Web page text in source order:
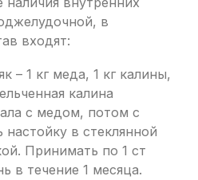
в
входят:
– 1 кг меда, 1 кг калины,
калина
с медом, потом с
настойку в стеклянной
Принимать по 1 ст
в течение 1 месяца.